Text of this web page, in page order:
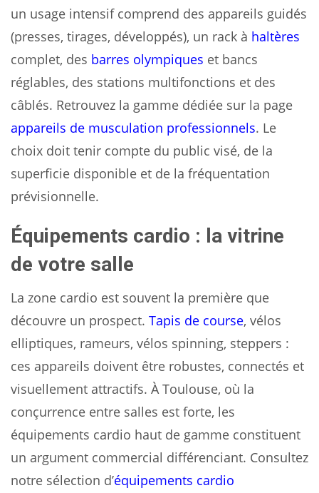
un usage intensif comprend des appareils guidés
(presses, tirages, développés), un rack à haltères
complet, des barres olympiques et bancs
réglables, des stations multifonctions et des
câblés. Retrouvez la gamme dédiée sur la page
appareils de musculation professionnels. Le
choix doit tenir compte du public visé, de la
superficie disponible et de la fréquentation
prévisionnelle.
Équipements cardio : la vitrine
de votre salle
La zone cardio est souvent la première que
découvre un prospect. Tapis de course, vélos
elliptiques, rameurs, vélos spinning, steppers :
ces appareils doivent être robustes, connectés et
visuellement attractifs. À Toulouse, où la
conçurrence entre salles est forte, les
équipements cardio haut de gamme constituent
un argument commercial différenciant. Consultez
notre sélection d’équipements cardio